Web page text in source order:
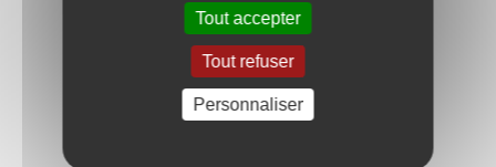
00609
SPIDER
383,97 € HT
Tout accepter
Tout refuser
Personnaliser